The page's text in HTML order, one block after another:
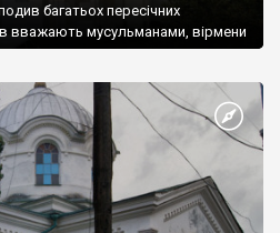
багатьох пересічних
вважають мусульманами, вірмени